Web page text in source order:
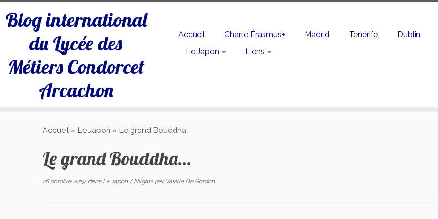
Blog international
du Lycée des
Métiers Condorcet
Arcachon
Accueil Charte Érasmus+ Madrid Ténérife
Dublin
Le Japon
Liens
Accueil » Le Japon » Le grand Bouddha…
Le grand Bouddha…
26 octobre 2019dans Le Japon/Niigata par Valérie De Gordon